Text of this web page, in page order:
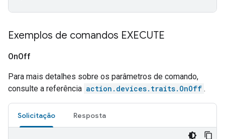
Exemplos de comandos EXECUTE
OnOff
Para mais detalhes sobre os parâmetros de comando,
consulte a referência action.devices.traits.OnOff .
Solicitação Resposta